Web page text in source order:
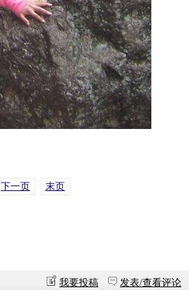
下一页 末页
我要投稿 发表/查看评论